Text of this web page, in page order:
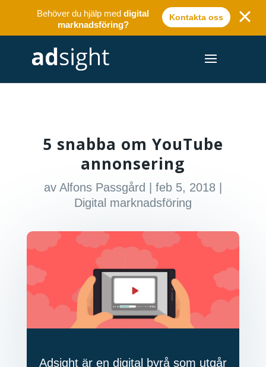
Behöver du hjälp meddigital
marknadsföring?
Kontakta oss
5 snabba om YouTube
annonsering
av Alfons Passgård feb 5, 2018|
Digital marknadsföring
Adsight är en digital byrå som utgår